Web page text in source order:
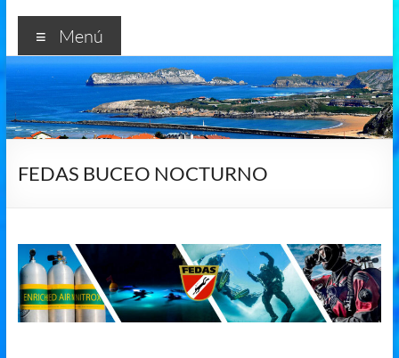
Menú
FEDAS BUCEO NOCTURNO